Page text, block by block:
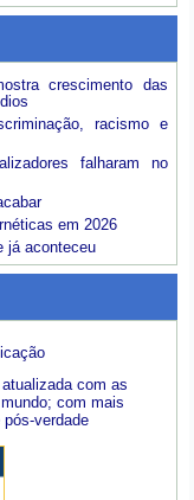
crescimento das
racismo e
falharam no
em 2026
já aconteceu
com as
com mais
verdade